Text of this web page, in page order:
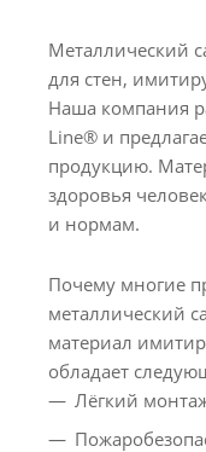
Металлический
для стен,
Наша компания
Line® и
продукцию.
здоровья
и нормам.
Почему многие
металлический
материал
обладает
Лёгкий